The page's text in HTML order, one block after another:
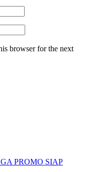
browser for the next
PROMO SIAP